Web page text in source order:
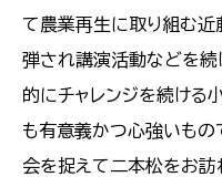
て農業再生に取り組む近
弾され講演活動などを続
的にチャレンジを続ける
も有意義かつ心強いもの
会を捉えて二本松をお訪